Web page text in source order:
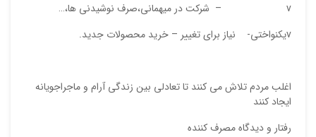
v – شرکت در میهمانی،صرف نوشیدنی ها،…
vیکنواختی- نیاز برای تغییر – خرید محصولات جدید.
اغلب مردم تلاش می کنند تا تعادلی بین زندگی آرام و ماجراجویانه
ایجاد کنند
رفتار و دیدگاه مصرف کننده